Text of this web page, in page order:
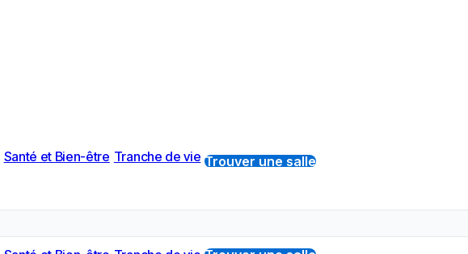
Santé et Bien-être Tranche de vie Trouver une salle